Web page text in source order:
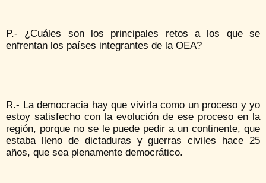
P.- ¿Cuáles son los principales retos a los que se
enfrentan los países integrantes de la OEA?
R.- La democracia hay que vivirla como un proceso y yo
estoy satisfecho con la evolución de ese proceso en la
región, porque no se le puede pedir a un continente, que
estaba lleno de dictaduras y guerras civiles hace 25
años, que sea plenamente democrático.